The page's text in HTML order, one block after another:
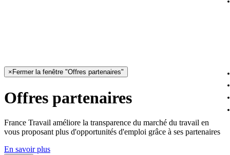
× Fermer la fenêtre "Offres partenaires"
Offres partenaires
France Travail améliore la transparence du marché du travail en
vous proposant plus d'opportunités d'emploi grâce à ses partenaires
En savoir plus